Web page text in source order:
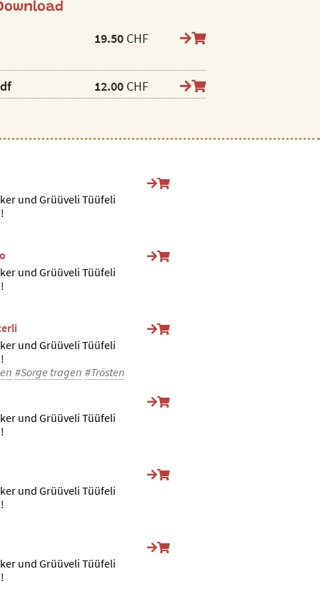
19.50CHF
12.00CHF
und Grüüveli Tüüfeli
und Grüüveli Tüüfeli
und Grüüveli Tüüfeli
#Sorge tragen #Trösten
und Grüüveli Tüüfeli
und Grüüveli Tüüfeli
und Grüüveli Tüüfeli